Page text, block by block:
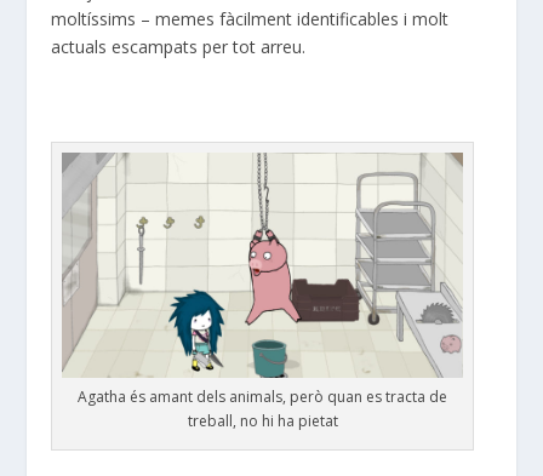
moltíssims – memes fàcilment identificables i molt
actuals escampats per tot arreu.
Agatha és amant dels animals, però quan es tracta de
treball, no hi ha pietat